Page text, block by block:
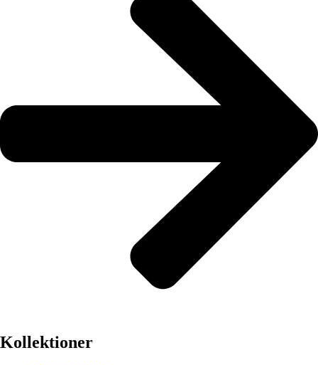
Kollektioner